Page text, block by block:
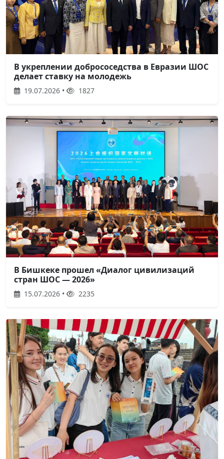
В укреплении добрососедства в Евразии ШОС
делает ставку на молодежь
19.07.2026 • 1827
В Бишкеке прошел «Диалог цивилизаций
стран ШОС — 2026»
15.07.2026 • 2235